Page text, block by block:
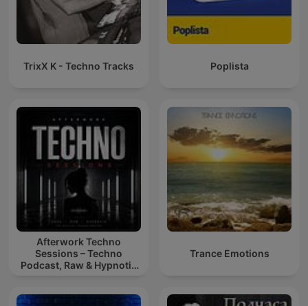
TrixX K - Techno Tracks Poplista
Afterwork Techno
Sessions – Techno
Podcast, Raw & Hypnotic
Trance Emotions